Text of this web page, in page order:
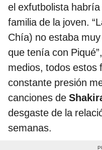
el exfutbolista
familia de la joven.
Chía) no estaba
que tenía con
medios, todos estos
constante presión
canciones de
desgaste de la
semanas.